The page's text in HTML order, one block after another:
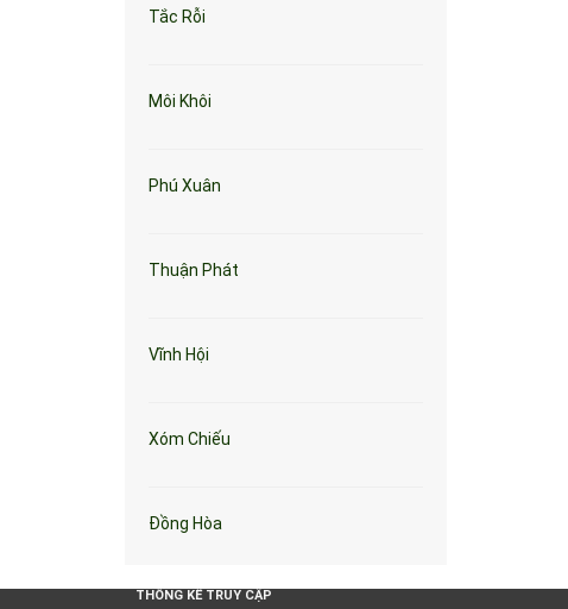
Tắc Rỗi
Môi Khôi
Phú Xuân
Thuận Phát
Vĩnh Hội
Xóm Chiếu
Đồng Hòa
THỐNG KÊ TRUY CẬP